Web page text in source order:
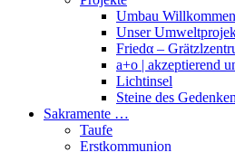
Umbau
Unser
Friedα –
a+o | akzeptierend
Lichtinsel
Steine des
Sakramente …
Taufe
Erstkommunion